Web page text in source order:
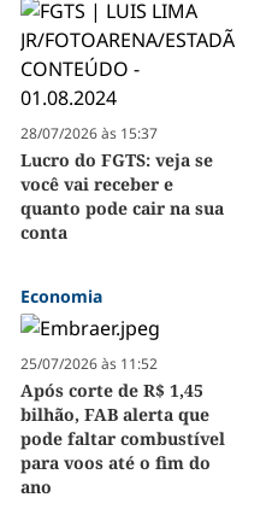
28/07/2026 às 15:37
Lucro do FGTS: veja se
você vai receber e
quanto pode cair na sua
conta
Economia
25/07/2026 às 11:52
Após corte de R$ 1,45
bilhão, FAB alerta que
pode faltar combustível
para voos até o fim do
ano